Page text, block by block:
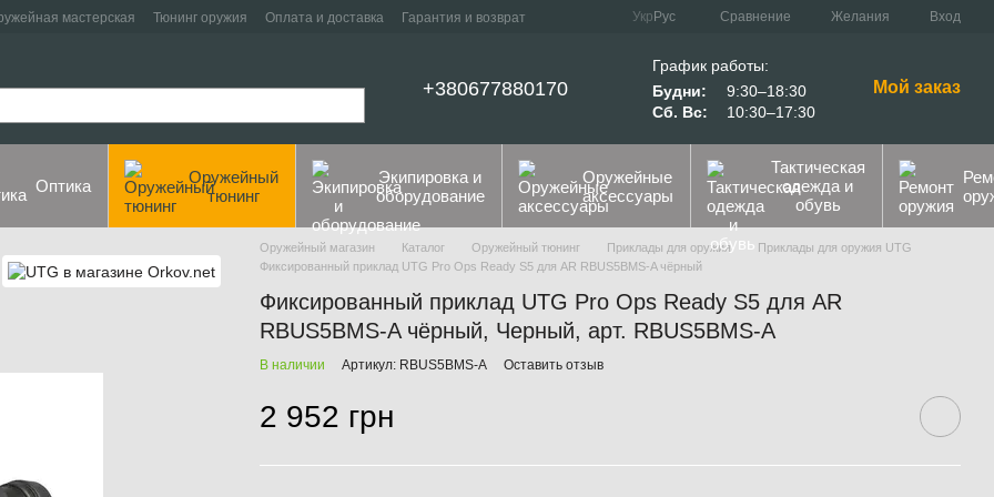
мастерская Тюнинг оружия Оплата и доставка
Гарантия и возврат
Укр Рус Сравнение Желания Вход
+380677880170
График работы:
Будни:
9:30–18:30
Сб. Вс:
10:30–17:30
Мой заказ
Оптика
Оружейный
тюнинг
Экипировка и
оборудование
Оружейные
аксессуары
Тактическая
одежда и
обувь
Оружейный магазин Каталог Оружейный тюнинг Приклады для оружия
Приклады для оружия UTG
Фиксированный приклад UTG Pro Ops Ready S5 для AR RBUS5BMS-A чёрный
Фиксированный приклад UTG Pro Ops Ready S5 для AR
RBUS5BMS-A чёрный, Черный, арт. RBUS5BMS-A
В наличии Артикул: RBUS5BMS-A Оставить отзыв
2 952 грн